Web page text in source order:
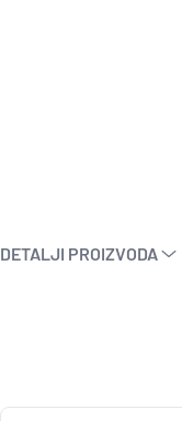
DETALJI PROIZVODA